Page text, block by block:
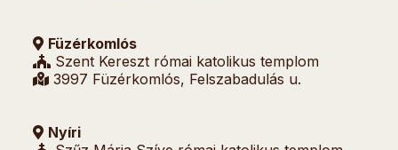
Füzérkomlós
Szent Kereszt római katolikus templom
3997 Füzérkomlós, Felszabadulás u.
Nyíri